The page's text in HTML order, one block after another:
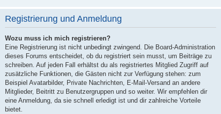
Registrierung und Anmeldung
Wozu muss ich mich registrieren?
Eine Registrierung ist nicht unbedingt zwingend. Die Board-Administration
dieses Forums entscheidet, ob du registriert sein musst, um Beiträge zu
schreiben. Auf jeden Fall erhältst du als registriertes Mitglied Zugriff auf
zusätzliche Funktionen, die Gästen nicht zur Verfügung stehen: zum
Beispiel Avatarbilder, Private Nachrichten, E-Mail-Versand an andere
Mitglieder, Beitritt zu Benutzergruppen und so weiter. Wir empfehlen dir
eine Anmeldung, da sie schnell erledigt ist und dir zahlreiche Vorteile
bietet.